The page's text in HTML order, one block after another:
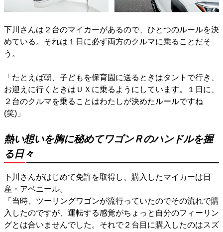
下川さんは２台のマイカーがあるので、ひとつのルールを決
めている。それは１日に必ず両方のクルマに乗ることだそ
う。
「たとえば朝、子どもを保育園に送るときはタントで行き、
お迎えに行くときはＵＸに乗るようにしています。１日に、
２台のクルマを乗ることはわたしが決めたルールですね
(笑)」
熱い想いを胸に秘めてワゴンＲのハンドルを握
る日々
下川さんがはじめて免許を取得し、購入したマイカーは日
産・アベニール。
「当時、ツーリングワゴンが流行っていたのでその流れで購
入したのですが、運転する感覚がちょっと自分のフィーリン
グとは合いませんでした。それで２台目に購入したのはスズ